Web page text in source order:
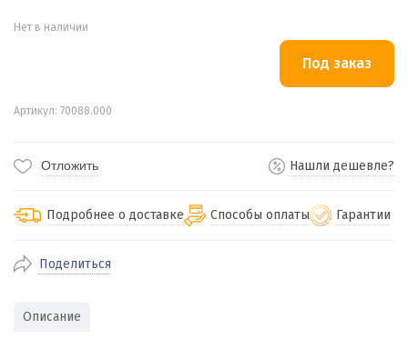
Нет в наличии
Артикул: 70088.000
Отложить Нашли дешевле?
Подробнее о доставке
По Екатеринбургу бесплатная
Способы оплаты Гарантии
Поделиться
Описание